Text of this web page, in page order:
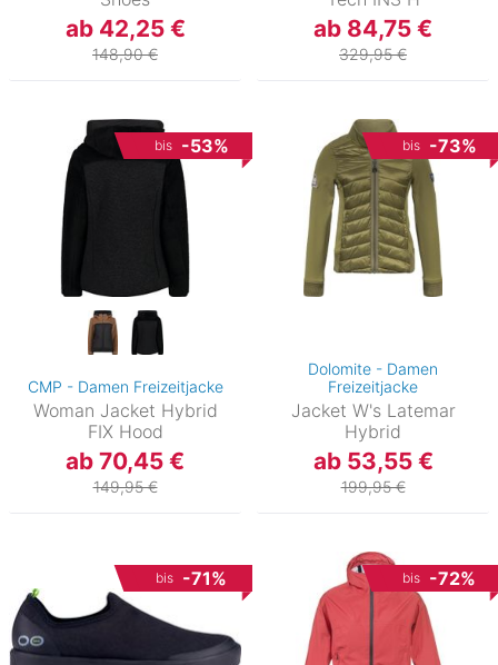
ab 42,25 €
148,90 €
ab 84,75 €
329,95 €
bis -53%
CMP - Damen Freizeitjacke
Woman Jacket Hybrid
FIX Hood
ab 70,45 €
149,95 €
bis -73%
Dolomite - Damen
Freizeitjacke
Jacket W's Latemar
Hybrid
ab 53,55 €
199,95 €
bis -71% bis -72%